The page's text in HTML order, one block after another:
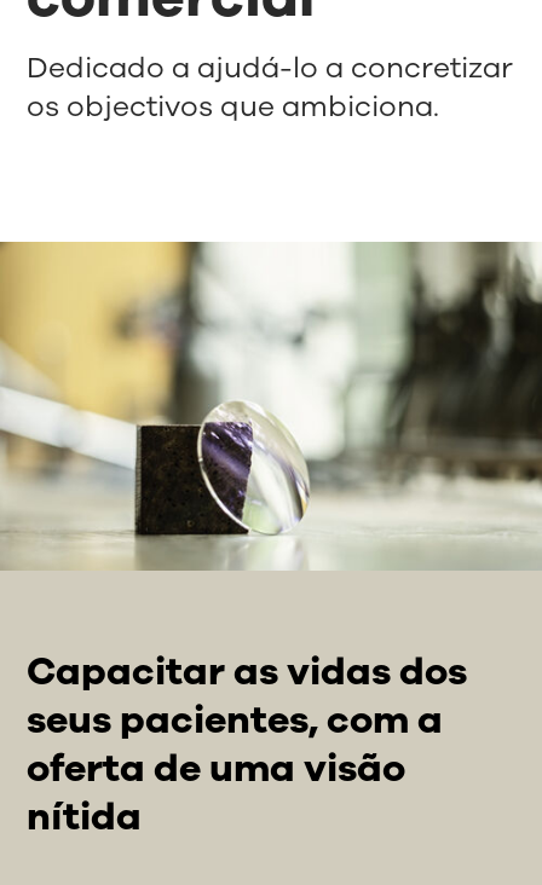
Dedicado a ajudá-lo a concretizar
os objectivos que ambiciona.
Capacitar as vidas dos
seus pacientes, com a
oferta de uma visão
nítida